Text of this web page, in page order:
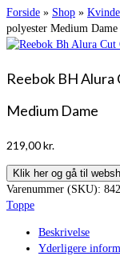
Forside » Shop »
polyester Medium Dame
Reebok BH
Medium Dame
219,00kr.
Klik her og gå til
Varenummer (SKU):
Toppe
Beskrivelse
Yderligere